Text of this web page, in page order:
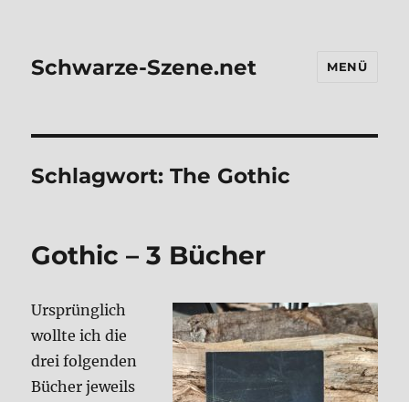
Schwarze-Szene.net MENÜ
Schlagwort:The Gothic
Gothic – 3 Bücher
Ursprüng­lich
woll­te ich die
drei fol­gen­den
Bücher jeweils